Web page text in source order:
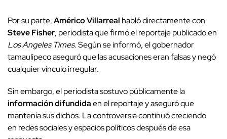
Por su parte,Américo Villarreal habló directamente con
Steve Fisher, periodista que firmó el reportaje publicado en
Los Angeles Times. Según se informó, el gobernador
tamaulipeco aseguró que las acusaciones eran falsas y negó
cualquier vínculo irregular.
Sin embargo, el periodista sostuvo públicamente la
información difundidaen el reportaje y aseguró que
mantenía sus dichos. La controversia continuó creciendo
en redes sociales y espacios políticos después de esa